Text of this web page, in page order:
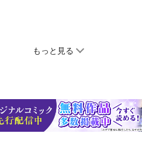
もっと見る